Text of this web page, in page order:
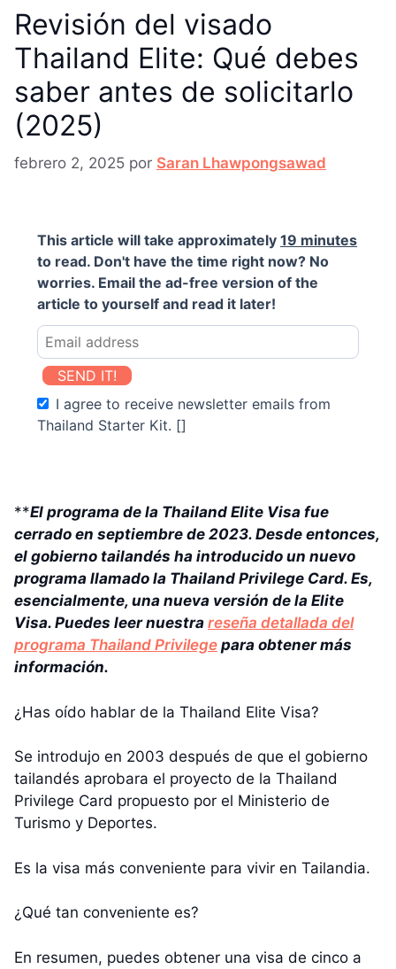
Revisión del visado
Thailand Elite: Qué debes
saber antes de solicitarlo
(2025)
febrero 2, 2025 por Saran Lhawpongsawad
This article will take approximately 19 minutes
to read. Don't have the time right now? No
worries. Email the ad-free version of the
article to yourself and read it later!
SEND IT!
I agree to receive newsletter emails from
Thailand Starter Kit. []
**El programa de la Thailand Elite Visa fue
cerrado en septiembre de 2023. Desde entonces,
el gobierno tailandés ha introducido un nuevo
programa llamado la Thailand Privilege Card. Es,
esencialmente, una nueva versión de la Elite
Visa. Puedes leer nuestra reseña detallada del
programa Thailand Privilege para obtener más
información.
¿Has oído hablar de la Thailand Elite Visa?
Se introdujo en 2003 después de que el gobierno
tailandés aprobara el proyecto de la Thailand
Privilege Card propuesto por el Ministerio de
Turismo y Deportes.
Es la visa más conveniente para vivir en Tailandia.
¿Qué tan conveniente es?
En resumen, puedes obtener una visa de cinco a